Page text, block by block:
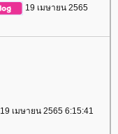
19 เมษายน 2565
19 เมษายน 2565 6:15:41